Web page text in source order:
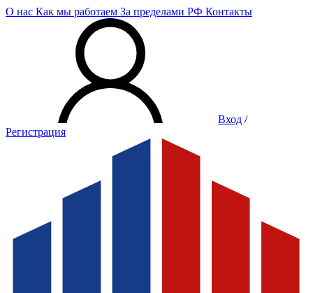
О нас Как мы работаем За пределами РФ Контакты
Вход /
Регистрация